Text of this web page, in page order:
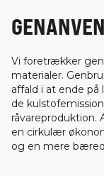
Vi foretrækker
materialer.
affald i at ende på
de
en cirkulær
og en mere